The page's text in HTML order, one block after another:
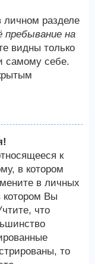
личном разделе
на
видны только
самому себе.
к
в котором
в личных
котором Вы
что
то